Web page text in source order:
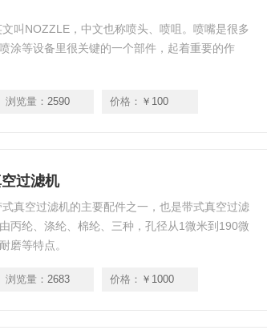
叫NOZZLE，中文也称喷头、喷咀。喷嘴是很多
涂等设备里很关键的一个部件，起着重要的作
浏览量： 2590 价格： ￥100
过滤机
真空过滤机的主要配件之一，也是带式真空过滤
丙纶、涤纶、棉纶、三种，孔径从1微米到190微
磨等特点。
浏览量： 2683 价格： ￥1000